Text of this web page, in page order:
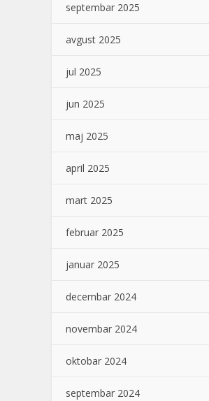
septembar 2025
avgust 2025
jul 2025
jun 2025
maj 2025
april 2025
mart 2025
februar 2025
januar 2025
decembar 2024
novembar 2024
oktobar 2024
septembar 2024